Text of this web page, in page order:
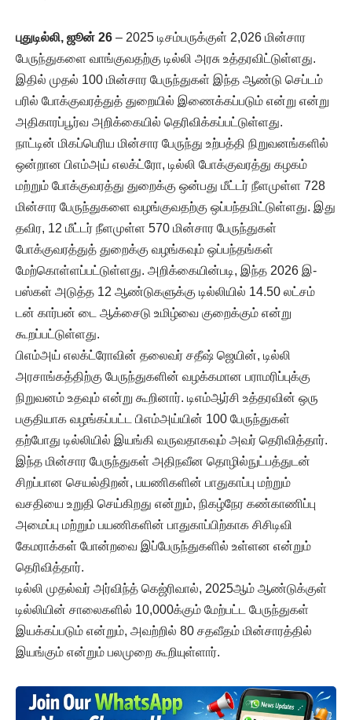
புதுடில்லி, ஜூன் 26 – 2025 டிசம்பருக்குள் 2,026 மின்சார
பேருந்துகளை வாங்குவதற்கு டில்லி அரசு உத்தரவிட்டுள்ளது.
இதில் முதல் 100 மின்சார பேருந்துகள் இந்த ஆண்டு செப்டம்
பரில் போக்குவரத்துத் துறையில் இணைக்கப்படும் என்று என்று
அதிகாரப்பூர்வ அறிக்கையில் தெரிவிக்கப்பட்டுள்ளது.
நாட்டின் மிகப்பெரிய மின்சார பேருந்து உற்பத்தி நிறுவனங்களில்
ஒன்றான பிஎம்அய் எலக்ட்ரோ, டில்லி போக்குவரத்து கழகம்
மற்றும் போக்குவரத்து துறைக்கு ஒன்பது மீட்டர் நீளமுள்ள 728
மின்சார பேருந்துகளை வழங்குவதற்கு ஒப்பந்தமிட்டுள்ளது. இது
தவிர, 12 மீட்டர் நீளமுள்ள 570 மின்சார பேருந்துகள்
போக்குவரத்துத் துறைக்கு வழங்கவும் ஒப்பந்தங்கள்
மேற்கொள்ளப்பட்டுள்ளது. அறிக்கையின்படி, இந்த 2026 இ-
பஸ்கள் அடுத்த 12 ஆண்டுகளுக்கு டில்லியில் 14.50 லட்சம்
டன் கார்பன் டை ஆக்சைடு உமிழ்வை குறைக்கும் என்று
கூறப்பட்டுள்ளது.
பிஎம்அய் எலக்ட்ரோவின் தலைவர் சதீஷ் ஜெயின், டில்லி
அரசாங்கத்திற்கு பேருந்துகளின் வழக்கமான பராமரிப்புக்கு
நிறுவனம் உதவும் என்று கூறினார். டிஎம்ஆர்சி உத்தரவின் ஒரு
பகுதியாக வழங்கப்பட்ட பிஎம்அய்யின் 100 பேருந்துகள்
தற்போது டில்லியில் இயங்கி வருவதாகவும் அவர் தெரிவித்தார்.
இந்த மின்சார பேருந்துகள் அதிநவீன தொழில்நுட்பத்துடன்
சிறப்பான செயல்திறன், பயணிகளின் பாதுகாப்பு மற்றும்
வசதியை உறுதி செய்கிறது என்றும், நிகழ்நேர கண்காணிப்பு
அமைப்பு மற்றும் பயணிகளின் பாதுகாப்பிற்காக சிசிடிவி
கேமராக்கள் போன்றவை இப்பேருந்துகளில் உள்ளன என்றும்
தெரிவித்தார்.
டில்லி முதல்வர் அர்விந்த் கெஜ்ரிவால், 2025ஆம் ஆண்டுக்குள்
டில்லியின் சாலைகளில் 10,000க்கும் மேற்பட்ட பேருந்துகள்
இயக்கப்படும் என்றும், அவற்றில் 80 சதவீதம் மின்சாரத்தில்
இயங்கும் என்றும் பலமுறை கூறியுள்ளார்.